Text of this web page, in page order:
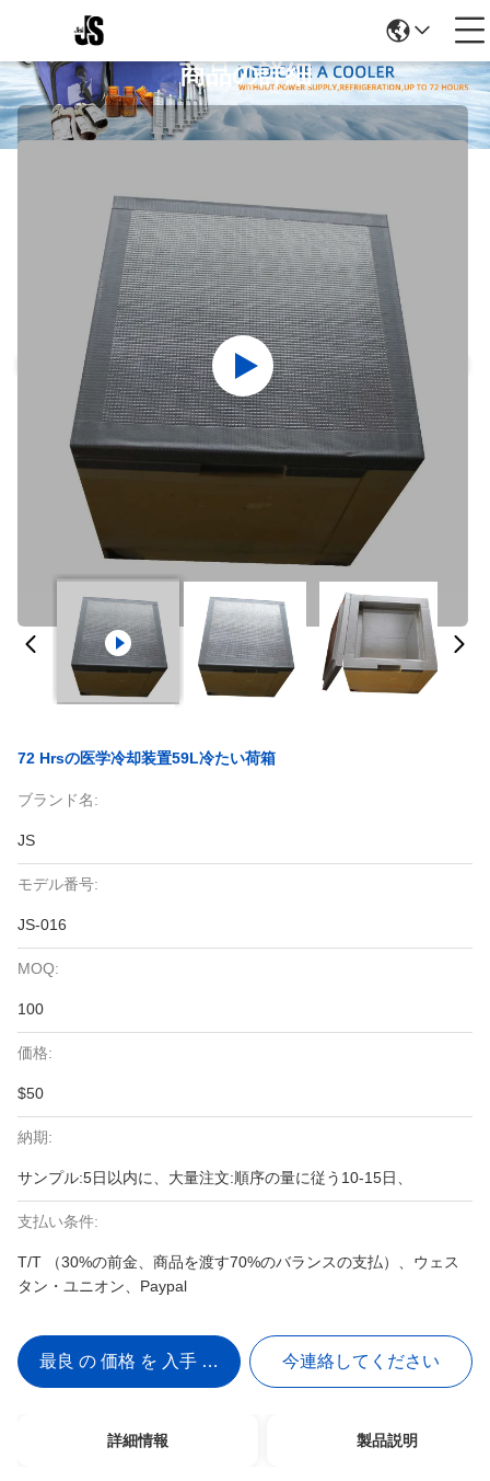
商品の詳細
72 Hrsの医学冷却装置59L冷たい荷箱
ブランド名:
JS
モデル番号:
JS-016
MOQ:
100
価格:
$50
納期:
サンプル:5日以内に、大量注文:順序の量に従う10-15日、
支払い条件:
T/T （30%の前金、商品を渡す70%のバランスの支払）、ウェス
タン・ユニオン、Paypal
最良 の 価格 を 入手 する 今連絡してください
詳細情報 製品説明